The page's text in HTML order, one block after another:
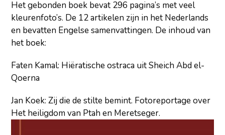
Het gebonden boek bevat 296 pagina’s met veel
kleurenfoto’s. De 12 artikelen zijn in het Nederlands
en bevatten Engelse samenvattingen. De inhoud van
het boek:
Faten Kamal: Hiëratische ostraca uit Sheich Abd el-
Qoerna
Jan Koek: Zij die de stilte bemint. Fotoreportage over
Het heiligdom van Ptah en Meretseger.